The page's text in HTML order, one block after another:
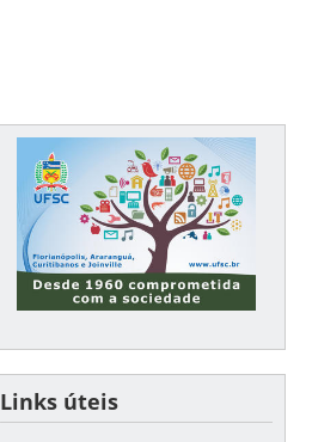
Links úteis